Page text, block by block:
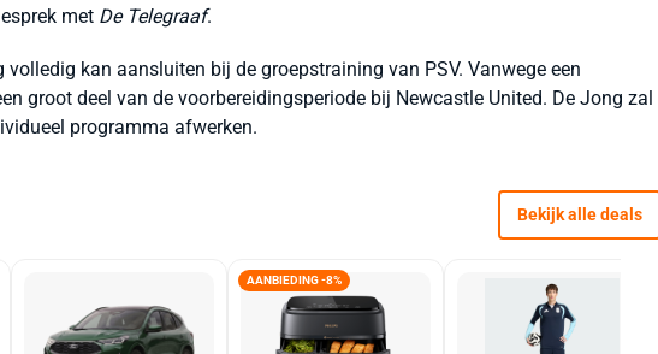
met De Telegraaf.
kan aansluiten bij de groepstraining van PSV. Vanwege een
groot deel van de voorbereidingsperiode bij Newcastle United. De Jong zal
programma afwerken.
Bekijk alle deals
AANBIEDING -8%